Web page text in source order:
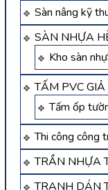
Sàn nâng kỹ
SÀN NHỰA
Kho sàn
TẤM PVC
Tấm ốp
Thi công công
TRẦN NHỰA
TRANH DÁN